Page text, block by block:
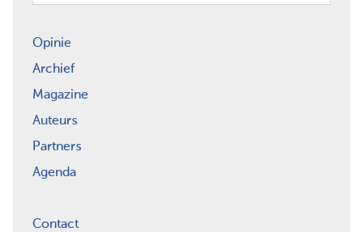
Opinie
Archief
Magazine
Auteurs
Partners
Agenda
Contact